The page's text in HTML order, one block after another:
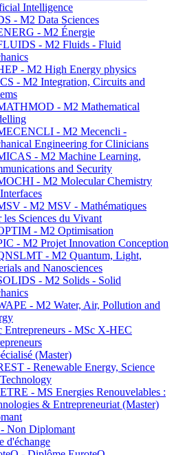
Intelligence
- M2 Data Sciences
- M2 Énergie
- M2 Fluids - Fluid
- M2 High Energy physics
- M2 Integration, Circuits and
- M2 Mathematical
- M2 Mecencli -
Engineering for Clinicians
- M2 Machine Learning,
and Security
- M2 Molecular Chemistry
- M2 MSV - Mathématiques
les Sciences du Vivant
- M2 Optimisation
- M2 Projet Innovation Conception
- M2 Quantum, Light,
and Nanosciences
- M2 Solids - Solid
- M2 Water, Air, Pollution and
Entrepreneurs - MSc X-HEC
(Master)
- Renewable Energy, Science
- MS Energies Renouvelables :
& Entrepreneuriat (Master)
Non Diplomant
d'échange